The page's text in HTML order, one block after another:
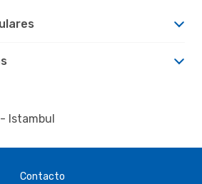
Istambul
Contacto